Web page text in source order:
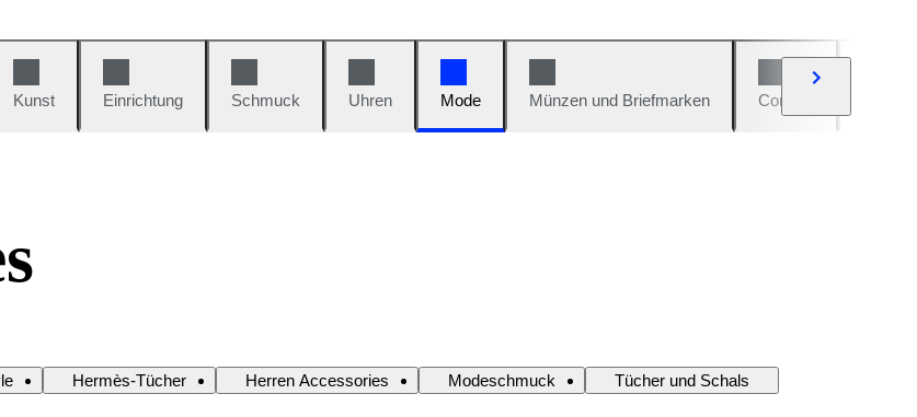
Kunst
Einrichtung Schmuck Uhren Mode Münzen und Briefmarken Comics
Hermès-Tücher Herren Accessories Modeschmuck Tücher und Schals